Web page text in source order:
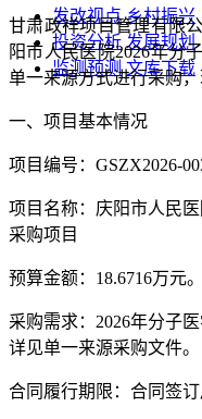
发改视点 乡村振兴
投资分析 发展规划
监测预测 文库下载
甘肃政祥项目管理有限
阳市人民医院2026年分
单一来源方式进行采购
一、项目基本情况
项目编号： GSZX2026-
项目名称： 庆阳市人民
采购项目
预算金额： 18.6716万元。
采购需求： 2026年分子
详见单一来源采购文件。
合同履行期 限： 合同签